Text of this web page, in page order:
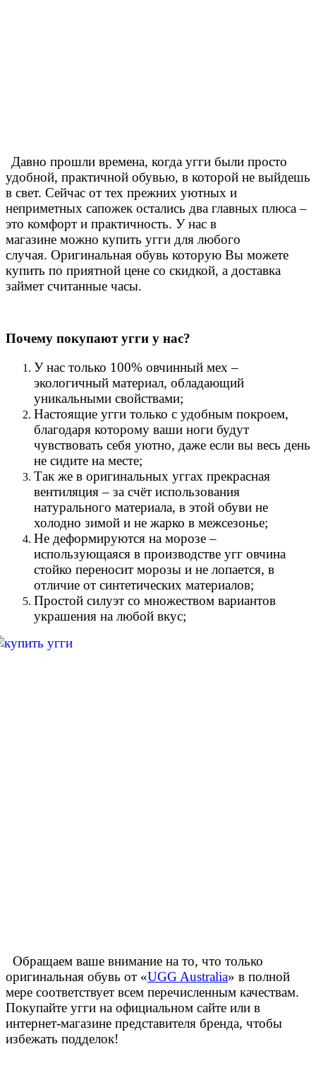
Давно прошли времена, когда угги были просто
удобной, практичной обувью, в которой не выйдешь
в свет. Сейчас от тех прежних уютных и
неприметных сапожек остались два главных плюса –
это комфорт и практичность. У нас в
магазине можно купить угги для любого
случая. Оригинальная обувь которую Вы можете
купить по приятной цене со скидкой, а доставка
займет считанные часы.
Почему покупают угги у нас?
У нас только 100% овчинный мех –
экологичный материал, обладающий
уникальными свойствами;
Настоящие угги только с удобным покроем,
благодаря которому ваши ноги будут
чувствовать себя уютно, даже если вы весь день
не сидите на месте;
Так же в оригинальных уггах прекрасная
вентиляция – за счёт использования
натурального материала, в этой обуви не
холодно зимой и не жарко в межсезонье;
Не деформируются на морозе –
использующаяся в производстве угг овчина
стойко переносит морозы и не лопается, в
отличие от синтетических материалов;
Простой силуэт со множеством вариантов
украшения на любой вкус;
Обращаем ваше внимание на то, что только
оригинальная обувь от «UGG Australia» в полной
мере соответствует всем перечисленным качествам.
Покупайте угги на официальном сайте или в
интернет-магазине представителя бренда, чтобы
избежать подделок!